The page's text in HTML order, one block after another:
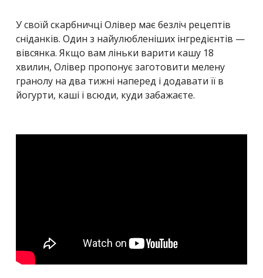
У своїй скарбничці Олівер має безліч рецептів
сніданків. Один з найулюбленіших інгредієнтів —
вівсянка. Якщо вам ліньки варити кашу 18
хвилин, Олівер пропонує заготовити мелену
гранолу на два тижні наперед і додавати її в
йогурти, каші і всюди, куди забажаєте.